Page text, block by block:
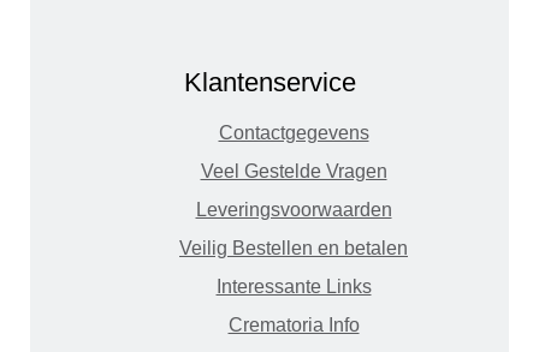
Klantenservice
Contactgegevens
Veel Gestelde Vragen
Leveringsvoorwaarden
Veilig Bestellen en betalen
Interessante Links
Crematoria Info